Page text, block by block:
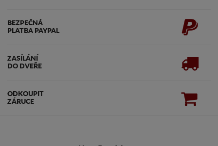
BEZPEČNÁ
PLATBA PAYPAL
ZASÍLÁNÍ
DO DVEŘE
ODKOUPIT
ZÁRUCE